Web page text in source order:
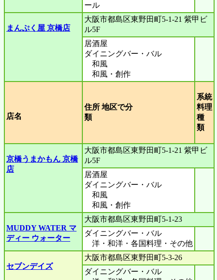
ール
まんぷく屋 京橋店
大阪市都島区東野田町5-1-21 紫甲ビ
ル5F
居酒屋
ダイニングバー・バル
和風
和風・創作
店名
住所 地区で分
類
系統
料理
種
類
京橋うまかもん 京橋
店
大阪市都島区東野田町5-1-21 紫甲ビ
ル5F
居酒屋
ダイニングバー・バル
和風
和風・創作
MUDDY WATER マ
ディー ウォーター
大阪市都島区東野田町5-1-23
ダイニングバー・バル
洋・和洋・各国料理・その他
セブンデイズ
大阪市都島区東野田町5-3-26
ダイニングバー・バル